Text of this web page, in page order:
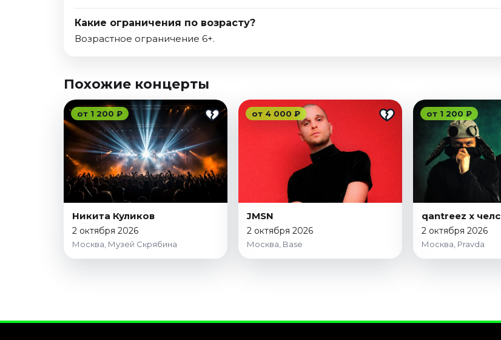
Какие ограничения по возрасту?
Возрастное ограничение 6+.
Похожие концерты
от 1 200 ₽
Никита Куликов
2 октября 2026
Москва, Музей Скрябина
от 4 000 ₽
JMSN
2 октября 2026
Москва, Base
от 1 200 ₽
qantreez x челс
2 октября 2026
Москва, Pravda